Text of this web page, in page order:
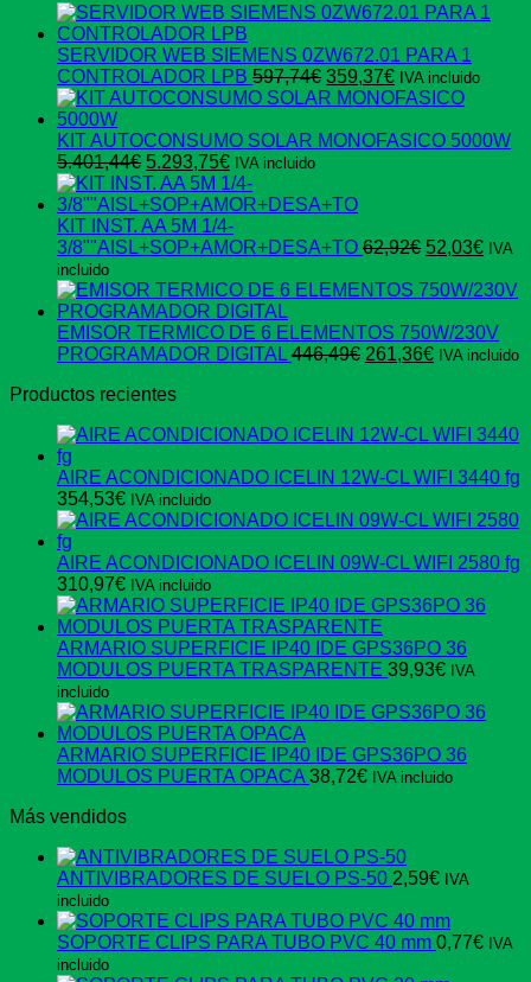
era:
597,74€.
es:
359,37€.
SERVIDOR WEB SIEMENS 0ZW672.01 PARA 1
CONTROLADOR LPB 597,74€ El
precio
era:
359,37€El
precio
es:
IVA incluido
KIT AUTOCONSUMO SOLAR MONOFASICO 5000W
5.401,44€ El
precio
original
era:
5.401,44€.
5.293,75€El
precio
actual
es:
5.293,75€.
IVA incluido
KIT INST. AA 5M 1/4-
3/8""AISL+SOP+AMOR+DESA+TO 62,92€ El
original
62,92€.
52,03€ElIVA
incluido
EMISOR TERMICO DE 6 ELEMENTOS 750W/230V
PROGRAMADOR DIGITAL 446,49€ El
446,49€.
261,36€El
261,36€.
IVA incluido
Productos recientes
AIRE ACONDICIONADO ICELIN 12W-CL WIFI 3440 fg
354,53€ IVA incluido
AIRE ACONDICIONADO ICELIN 09W-CL WIFI 2580 fg
310,97€ IVA incluido
ARMARIO SUPERFICIE IP40 IDE GPS36PO 36
MODULOS PUERTA TRASPARENTE 39,93€ IVA
incluido
ARMARIO SUPERFICIE IP40 IDE GPS36PO 36
MODULOS PUERTA OPACA 38,72€ IVA incluido
Más vendidos
ANTIVIBRADORES DE SUELO PS-50 2,59€ IVA
incluido
SOPORTE CLIPS PARA TUBO PVC 40 mm 0,77€ IVA
incluido